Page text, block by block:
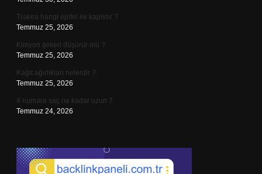
Trakea hangi epitel ile kaplıdır ?
Temmuz 25, 2026
Kimyon şekeri düşürür mü ?
Temmuz 25, 2026
Kağıt ağırlıkları nelerdir ?
Temmuz 25, 2026
4 numara saç ne kadar uzun ?
Temmuz 24, 2026